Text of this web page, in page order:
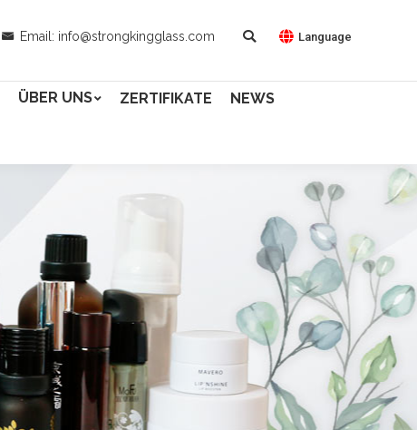
Email: info@strongkingglass.com Language
ÜBER UNS ZERTIFIKATE NEWS